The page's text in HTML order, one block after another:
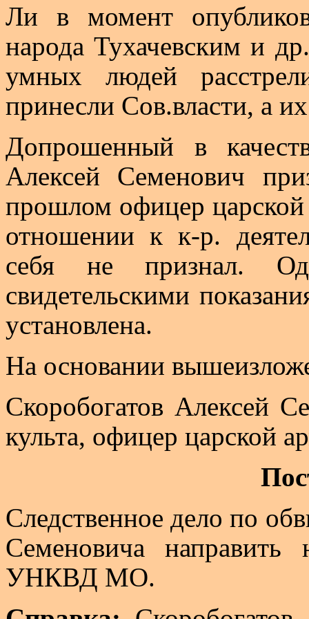
Ли в момент
народа Тухачевским и
умных людей
принесли Сов.власти, а
Допрошенный в
Алексей Семенович
прошлом офицер
отношении кк-р.
себя не признал.
свидетельскими
установлена.
На основании
Скоробогатов Алексей
культа, офицер царской
Следственное дело по
Семеновича
УНКВД МО.